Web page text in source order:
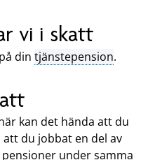
vi i skatt
din tjänstepension.
kan det hända att du
du jobbat en del av
under samma